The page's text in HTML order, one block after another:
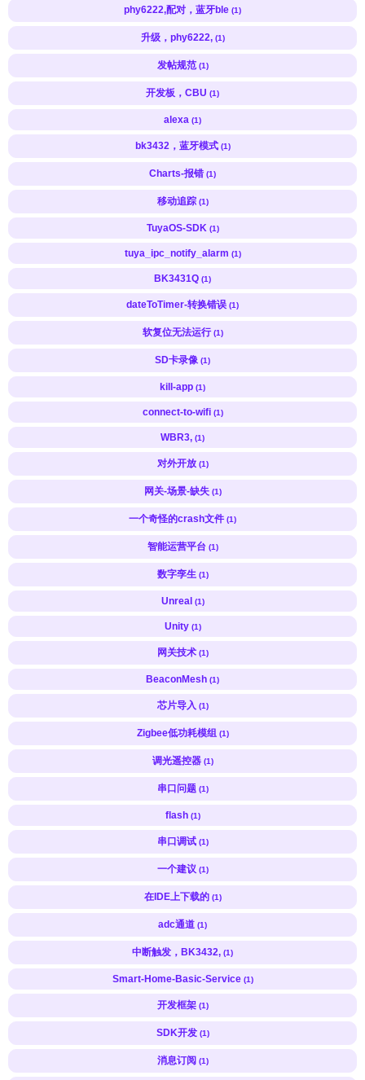
phy6222,配对，蓝牙ble (1)
升级，phy6222, (1)
发帖规范 (1)
开发板，CBU (1)
alexa (1)
bk3432，蓝牙模式 (1)
Charts-报错 (1)
移动追踪 (1)
TuyaOS-SDK (1)
tuya_ipc_notify_alarm (1)
BK3431Q (1)
dateToTimer-转换错误 (1)
软复位无法运行 (1)
SD卡录像 (1)
kill-app (1)
connect-to-wifi (1)
WBR3, (1)
对外开放 (1)
网关-场景-缺失 (1)
一个奇怪的crash文件 (1)
智能运营平台 (1)
数字孪生 (1)
Unreal (1)
Unity (1)
网关技术 (1)
BeaconMesh (1)
芯片导入 (1)
Zigbee低功耗模组 (1)
调光遥控器 (1)
串口问题 (1)
flash (1)
串口调试 (1)
一个建议 (1)
在IDE上下载的 (1)
adc通道 (1)
中断触发，BK3432, (1)
Smart-Home-Basic-Service (1)
开发框架 (1)
SDK开发 (1)
消息订阅 (1)